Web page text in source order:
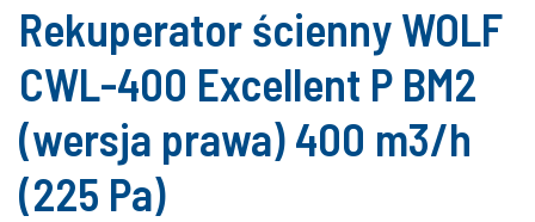
Rekuperator ścienny WOLF
CWL-400 Excellent P BM2
(wersja prawa) 400 m3/h
(225 Pa)